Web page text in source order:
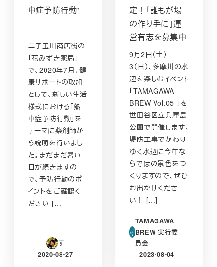
中症予防行動”
二子玉川商店街の
「花みずき薬局」
で、2020年7月、健
康サポートの取組
として、新しい生活
様式における「熱
中症予防行動」を
テーマに薬剤師か
ら説明を行いまし
た。まだまだ暑い
日が続きますの
で、予防行動のポ
イントをご確認く
ださい […]
す
投稿日
2020-08-27
定！「誰もが場
の作り手に」運
営有志を募集中
9月2日（土）
3（日）、多摩川の水
辺を楽しむイベント
「TAMAGAWA
BREW Vol.05 」を
世田谷区立兵庫島
公園で開催します。
堤防工事でかわり
ゆく水辺に今年な
らではの景色をつ
くりますので、ぜひ
お出かけくださ
い！ […]
TAMAGAWA
BREW 実行委
員会
投稿日
2023-08-04